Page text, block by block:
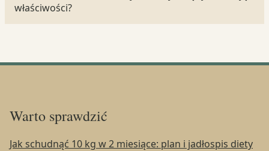
właściwości?
Warto sprawdzić
Jak schudnąć 10 kg w 2 miesiące: plan i jadłospis diety